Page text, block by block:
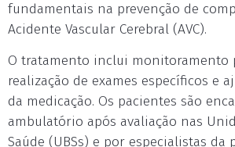
fundamentais na prevenção de
Acidente Vascular Cerebral (AVC).
O tratamento inclui monitoramento
realização de exames específicos e
da medicação. Os pacientes são
ambulatório após avaliação nas
Saúde (UBSs) e por especialistas da